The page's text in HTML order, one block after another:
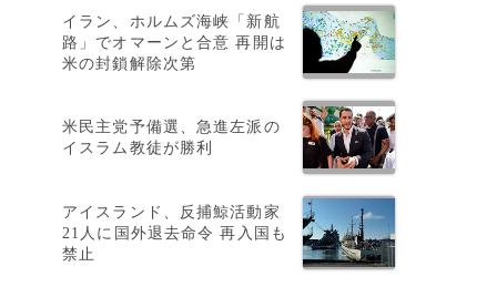
イラン、ホルムズ海峡「新航
路」でオマーンと合意 再開は
米の封鎖解除次第
米民主党予備選、急進左派の
イスラム教徒が勝利
アイスランド、反捕鯨活動家
21人に国外退去命令 再入国も
禁止